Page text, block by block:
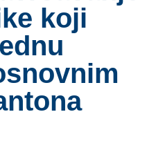
koji